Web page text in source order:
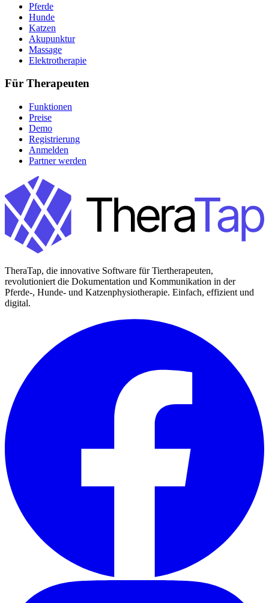
Pferde
Hunde
Katzen
Akupunktur
Massage
Elektrotherapie
Für Therapeuten
Funktionen
Preise
Demo
Registrierung
Anmelden
Partner werden
TheraTap, die innovative Software für Tiertherapeuten,
revolutioniert die Dokumentation und Kommunikation in der
Pferde-, Hunde- und Katzenphysiotherapie. Einfach, effizient und
digital.